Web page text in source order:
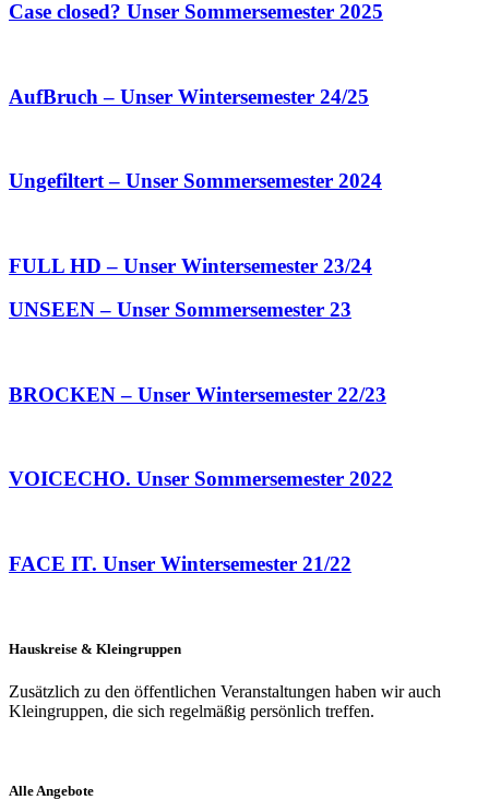
Case closed? Unser Sommersemester 2025
AufBruch – Unser Wintersemester 24/25
Ungefiltert – Unser Sommersemester 2024
FULL HD – Unser Wintersemester 23/24
UNSEEN – Unser Sommersemester 23
BROCKEN – Unser Wintersemester 22/23
VOICECHO. Unser Sommersemester 2022
FACE IT. Unser Wintersemester 21/22
Hauskreise & Kleingruppen
Zusätzlich zu den öffentlichen Veranstaltungen haben wir auch
Kleingruppen, die sich regelmäßig persönlich treffen.
Alle Angebote